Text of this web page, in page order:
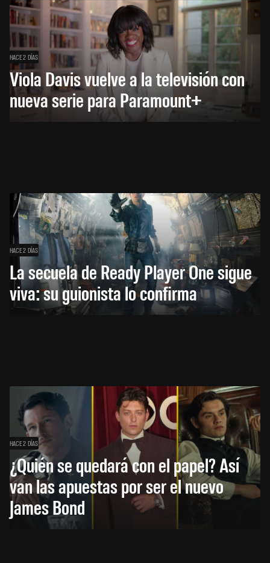
HACE 2 DÍAS
Viola Davis vuelve a la televisión con
nueva serie para Paramount+
HACE 2 DÍAS
La secuela de Ready Player One sigue
viva: su guionista lo confirma
HACE 2 DÍAS
¿Quién se quedará con el papel? Así
van las apuestas por ser el nuevo
James Bond